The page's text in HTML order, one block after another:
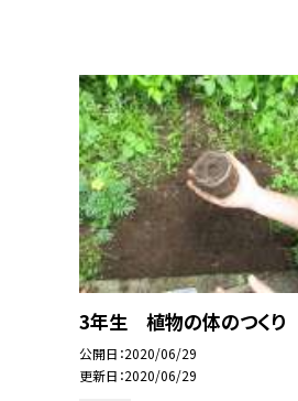
3年生 植物の体のつくり
公開日 2020/06/29
更新日 2020/06/29